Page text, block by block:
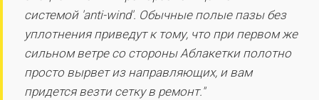
системой 'anti-wind'. Обычные полые пазы без
уплотнения приведут к тому, что при первом же
сильном ветре со стороны Аблакетки полотно
просто вырвет из направляющих, и вам
придется везти сетку в ремонт."